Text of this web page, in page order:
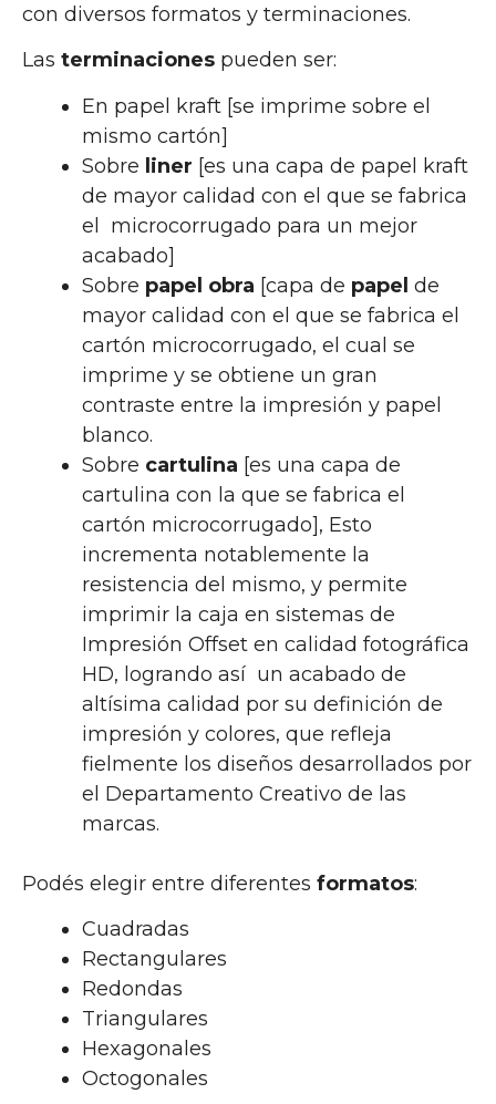
con diversos formatos y terminaciones.
Las terminaciones pueden ser:
En papel kraft [se imprime sobre el
mismo cartón]
Sobre liner [es una capa de papel kraft
de mayor calidad con el que se fabrica
el microcorrugado para un mejor
acabado]
Sobre papel obra [capa de papel de
mayor calidad con el que se fabrica el
cartón microcorrugado, el cual se
imprime y se obtiene un gran
contraste entre la impresión y papel
blanco.
Sobre cartulina [es una capa de
cartulina con la que se fabrica el
cartón microcorrugado], Esto
incrementa notablemente la
resistencia del mismo, y permite
imprimir la caja en sistemas de
Impresión Offset en calidad fotográfica
HD, logrando así un acabado de
altísima calidad por su definición de
impresión y colores, que refleja
fielmente los diseños desarrollados por
el Departamento Creativo de las
marcas.
Podés elegir entre diferentes formatos:
Cuadradas
Rectangulares
Redondas
Triangulares
Hexagonales
Octogonales